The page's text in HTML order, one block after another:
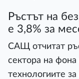
Ръстът на
е 3,8% за
САЩ отчитат
сектора на
технологиите